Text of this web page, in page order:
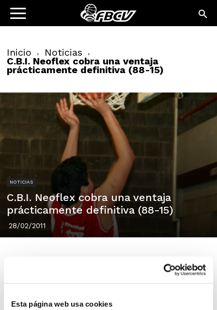
Esta página web usa cookies
Inicio Noticias
C.B.I. Neoflex cobra una ventaja
prácticamente definitiva (88-15)
NOTICIAS
C.B.I. Neoflex cobra una ventaja
prácticamente definitiva (88-15)
28/02/2011
próximo campeón Cadete Masculino NP Alicante,